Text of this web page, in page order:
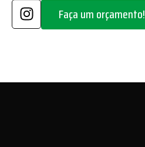
Faça um orçamento!